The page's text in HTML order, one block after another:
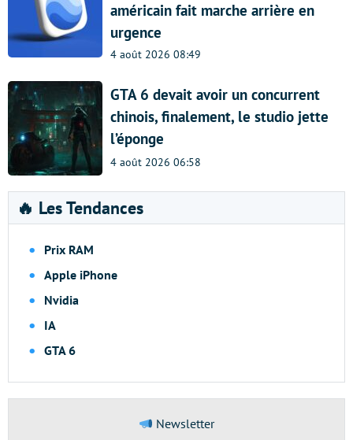
américain fait marche arrière en
urgence
4 août 2026 08:49
GTA 6 devait avoir un concurrent
chinois, finalement, le studio jette
l’éponge
4 août 2026 06:58
🔥 Les Tendances
Prix RAM
Apple iPhone
Nvidia
IA
GTA 6
Newsletter